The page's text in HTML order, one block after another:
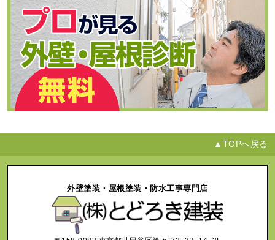
▲TOPへ戻る
外壁塗装・屋根塗装・防水工事専門店